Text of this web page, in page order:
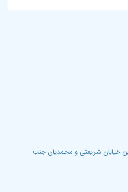
خیابان شریعتی و محمدیان جنب